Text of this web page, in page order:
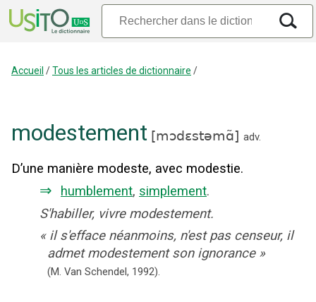
Accueil /Tous les articles de dictionnaire /
modestement [mɔdɛstəmɑ̃] adv.
D’une manière modeste, avec modestie.
⇒ humblement, simplement.
S'habiller, vivre modestement.
« il s'efface néanmoins, n'est pas censeur, il
admet modestement son ignorance »
(M. Van Schendel, 1992).